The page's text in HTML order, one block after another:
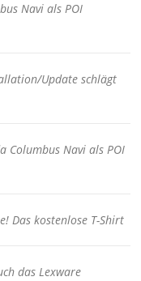
Navi als POI
Update schlägt
Columbus Navi als POI
Das kostenlose T-Shirt
das Lexware